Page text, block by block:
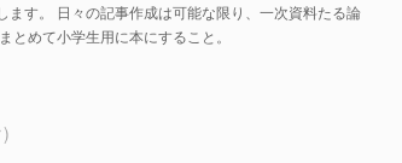
す。 日々の記事作成は可能な限り、一次資料たる論
めて小学生用に本にすること。